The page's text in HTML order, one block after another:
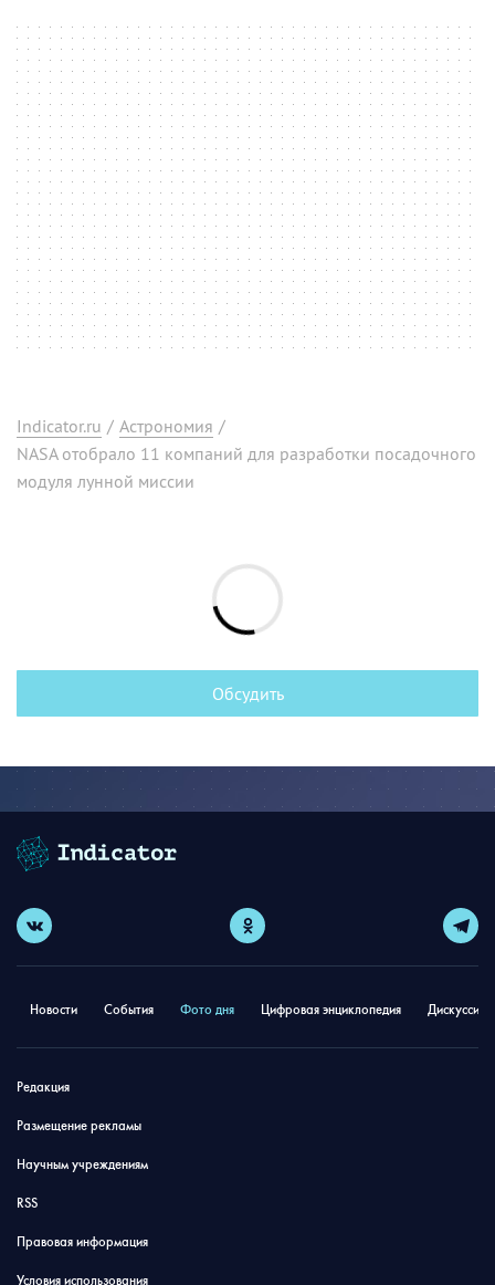
Indicator.ru / Астрономия /
NASA отобрало 11 компаний для разработки посадочного
модуля лунной миссии
Обсудить
Новости События Фото дня Цифровая энциклопедия
Редакция
Размещение рекламы
Научным учреждениям
RSS
Правовая информация
Условия использования